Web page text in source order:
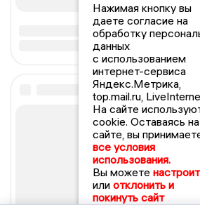
Нажимая кнопку вы
даете согласие на
обработку
данных
с использованием
интернет-сервиса
Яндекс.Метрика,
top.mail.ru,
На сайте
cookie. Оставаясь на
сайте, вы
все условия
использования.
Вы можете
или отклонить и
покинуть сайт